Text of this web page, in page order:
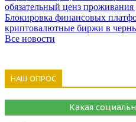
обязательный ценз проживания
Блокировка финансовых
криптовалютные биржи в
Все новости
НАШ ОПРОС
Какая